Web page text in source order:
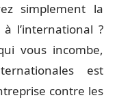
simplement la
l’international ?
vous incombe,
est
contre les